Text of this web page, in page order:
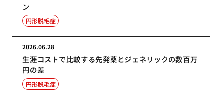
ン
円形脱毛症
生涯コストで比較する先発薬とジェネリックの数百万
円の差
2026.06.28
円形脱毛症